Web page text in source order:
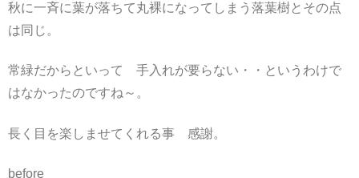
秋に一斉に葉が落ちて丸裸になってしまう落葉樹とその点
は同じ。
常緑だからといって 手入れが要らない・・というわけで
はなかったのですね～。
長く目を楽しませてくれる事 感謝。
before